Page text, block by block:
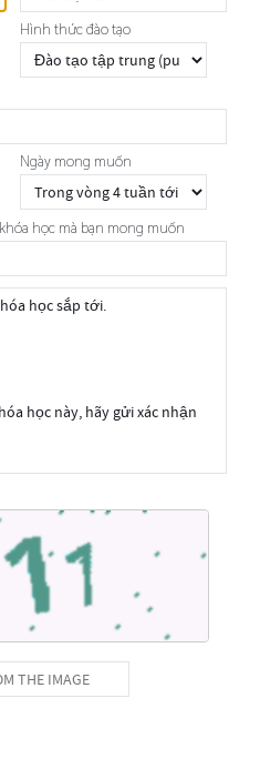
Hình thức đào tạo
Ngày mong muốn
học mà bạn mong muốn